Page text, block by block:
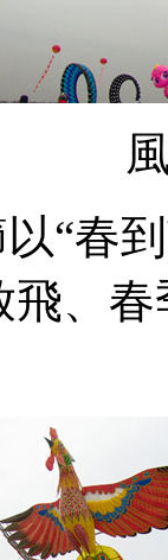
“春
、